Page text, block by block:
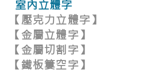
室內立體字
【壓克力立體字】
【金屬立體字】
【金屬切割字】
【 鐵板簍空字】